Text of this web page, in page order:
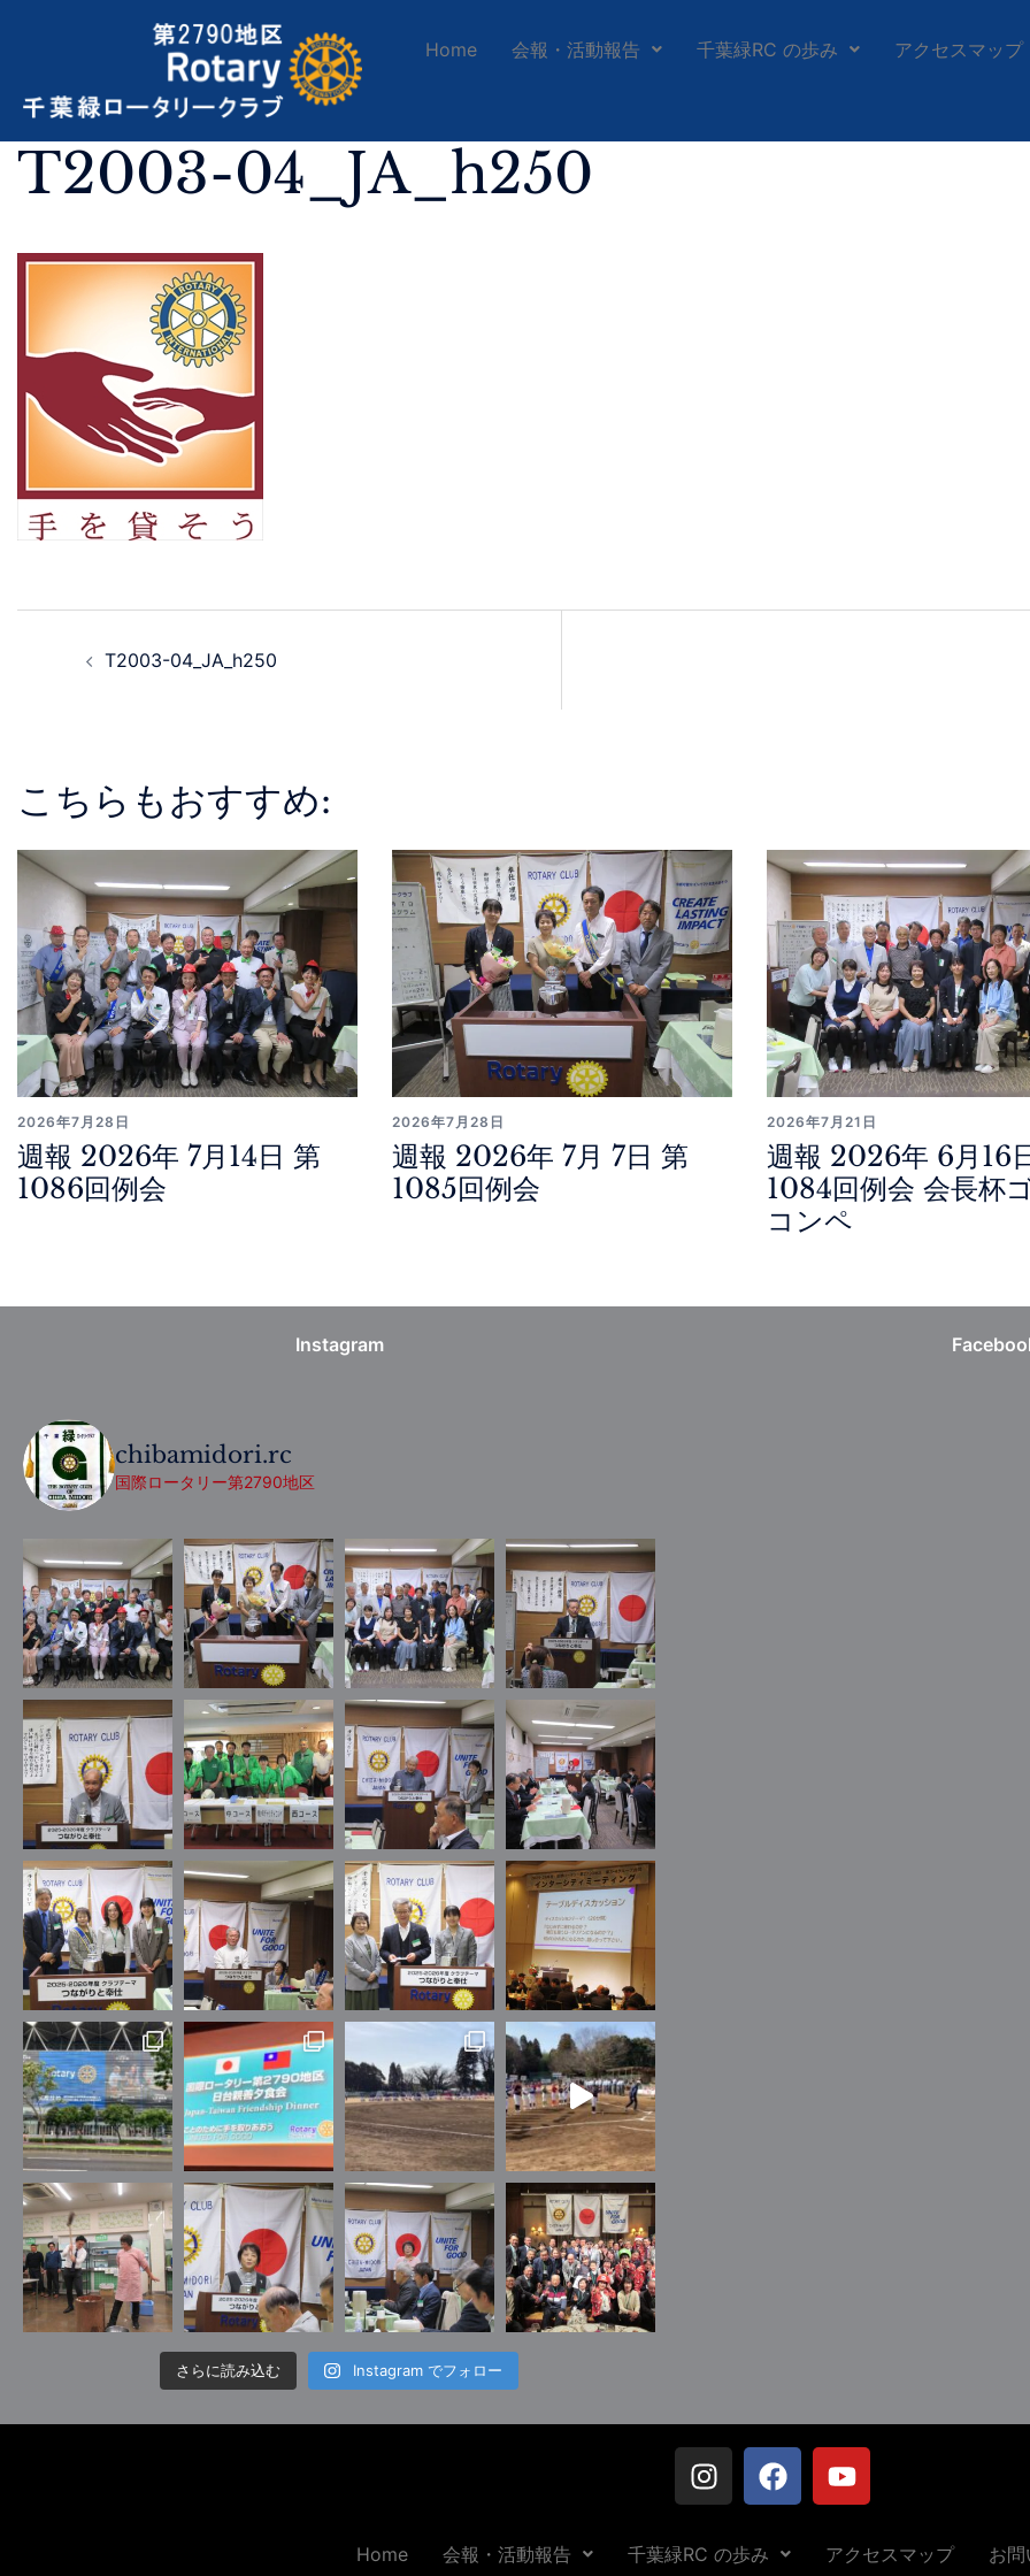
Home 会報・活動報告 千葉緑RC の歩み アクセスマップ
T2003-04_JA_h250
T2003-04_JA_h250
こちらもおすすめ:
2026年7月28日
週報 2026年 7月14日 第
1086回例会
2026年7月28日
週報 2026年 7月 7日 第
1085回例会
2026年7月21日
週報 2026年 6月16
1084回例会 会長杯
コンペ
Instagram
chibamidori.rc
国際ロータリー第2790地区
さらに読み込む Instagram でフォロー
Home 会報・活動報告 千葉緑RC の歩み アクセスマップ お